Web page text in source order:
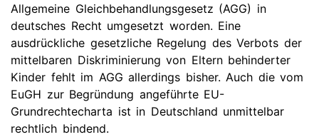
Allgemeine Gleichbehandlungsgesetz (AGG) in
deutsches Recht umgesetzt worden. Eine
ausdrückliche gesetzliche Regelung des Verbots der
mittelbaren Diskriminierung von Eltern behinderter
Kinder fehlt im AGG allerdings bisher. Auch die vom
EuGH zur Begründung angeführte EU-
Grundrechtecharta ist in Deutschland unmittelbar
rechtlich bindend.